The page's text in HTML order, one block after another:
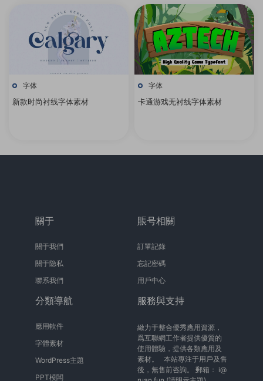
字体
新款时尚衬线字体素材
字体
卡通游戏无衬线字体素材
關于
關于我們
關于隐私
聯系我們
賬号相關
訂單記錄
忘記密碼
用戶中心
分類導航
應用軟件
字體素材
WordPress主題
PPT模闆
服務與支持
緻力于整合優秀應用資源，
爲互聯網工作者提供優質的
使用體驗，提供各類應用及
素材。 本站專注于用戶及售
後，無售前咨詢。 郵箱： i@